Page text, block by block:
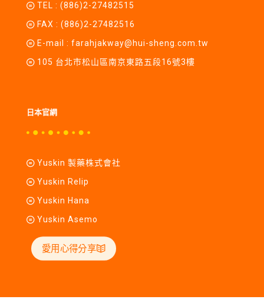
TEL : (886)2-27482515
FAX : (886)2-27482516
E-mail : farahjakway@hui-sheng.com.tw
105 台北市松山區南京東路五段16號3樓
日本官網
Yuskin 製藥株式會社
Yuskin Relip
Yuskin Hana
Yuskin Asemo
愛用心得分享